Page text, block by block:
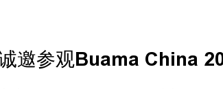
邀参观Buama China